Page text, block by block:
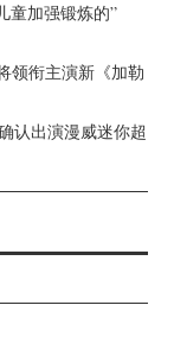
童加强锻炼的”
领衔主演新《加勒
认出演漫威迷你超